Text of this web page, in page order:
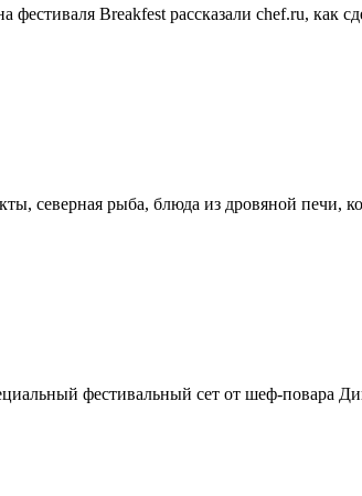
Breakfest рассказали chef.ru, как
северная рыба, блюда из дровяной печи,
фестивальный сет от шеф-повара